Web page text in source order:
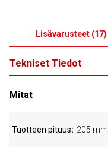
Lisävarusteet (17)
Tekniset Tiedot
Mitat
Tuotteen pituus 205 mm